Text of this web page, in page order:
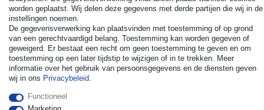
© Copyright 2026 | Alle rechten voorbehouden. - All rights
reserved. Prices incl. VAT. 19% VAT Basic prices see article detail
| * Applies to deliveries to the UK!
worden geplaatst. Wij delen deze gegevens met derde partijen die wij in de
instellingen noemen.
De gegevensverwerking kan plaatsvinden met toestemming of op grond
van een gerechtvaardigd belang. Toestemming kan worden gegeven of
geweigerd. Er bestaat een recht om geen toestemming te geven en om
toestemming op een later tijdstip te wijzigen of in te trekken. Meer
informatie over het gebruik van persoonsgegevens en de diensten geven
wij in ons Privacybeleid.
Functioneel
Herroepingsrecht uitoefenen Contact